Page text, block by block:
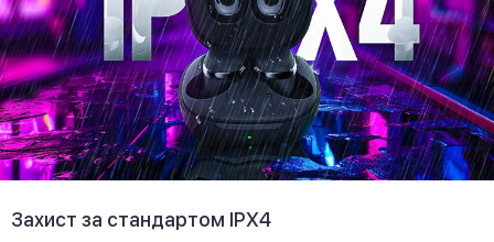
Захист за стандартом IPX4